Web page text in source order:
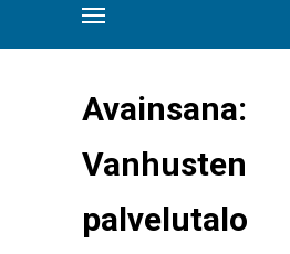
Avainsana:
Vanhusten
palvelutalo